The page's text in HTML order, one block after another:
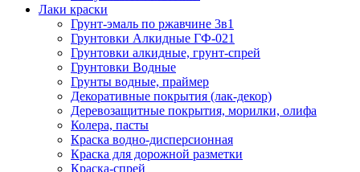
Лаки краски
Грунт-эмаль по ржавчине 3в1
Грунтовки Алкидные ГФ-021
Грунтовки алкидные, грунт-спрей
Грунтовки Водные
Грунты водные, праймер
Декоративные покрытия (лак-декор)
Деревозащитные покрытия, морилки, олифа
Колера, пасты
Краска водно-дисперсионная
Краска для дорожной разметки
Краска-спрей